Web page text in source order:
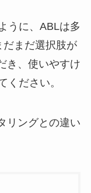
うに、ABLは多
まだ選択肢が
き、使いやすけ
ください。
リングとの違い